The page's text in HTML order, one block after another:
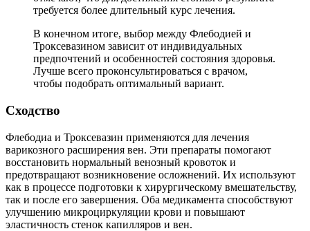
требуется более длительный курс лечения.
В конечном итоге, выбор между Флебодией и
Троксевазином зависит от индивидуальных
предпочтений и особенностей состояния здоровья.
Лучше всего проконсультироваться с врачом,
чтобы подобрать оптимальный вариант.
Сходство
Флебодиа и Троксевазин применяются для лечения
варикозного расширения вен. Эти препараты помогают
восстановить нормальный венозный кровоток и
предотвращают возникновение осложнений. Их используют
как в процессе подготовки к хирургическому вмешательству,
так и после его завершения. Оба медикамента способствуют
улучшению микроциркуляции крови и повышают
эластичность стенок капилляров и вен.